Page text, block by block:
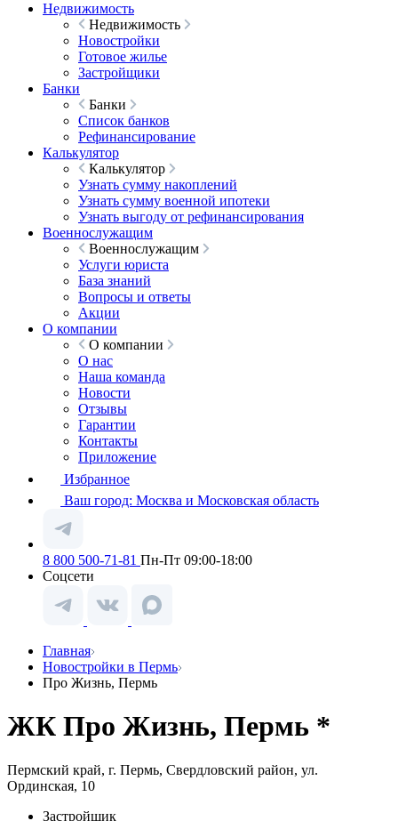
Недвижимость
Недвижимость
Новостройки
Готовое жилье
Застройщики
Банки
Банки
Список банков
Рефинансирование
Калькулятор
Калькулятор
Узнать сумму накоплений
Узнать сумму военной ипотеки
Узнать выгоду от рефинансирования
Военнослужащим
Военнослужащим
Услуги юриста
База знаний
Вопросы и ответы
Акции
О компании
О компании
О нас
Наша команда
Новости
Отзывы
Гарантии
Контакты
Приложение
Избранное
Ваш город: Москва и Московская область
8 800 500-71-81 Пн-Пт 09:00-18:00
Соцсети
Главная
Новостройки в Пермь
Про Жизнь, Пермь
ЖК Про Жизнь, Пермь *
Пермский край, г. Пермь, Свердловский район, ул.
Ординская, 10
Застройщик